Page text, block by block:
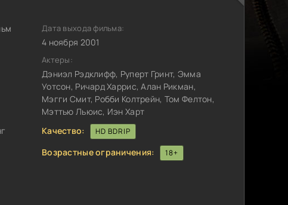
Дата выхода фильма:
4 ноября 2001
Актеры:
Дэниэл Рэдклифф, Руперт Гринт, Эмма
Уотсон, Ричард Харрис, Алан Рикман,
Мэгги Смит, Робби Колтрейн, Том Фелтон,
Мэттью Льюис, Иэн Харт
Качество:
HD BDRIP
Возрастные ограничения: 18+